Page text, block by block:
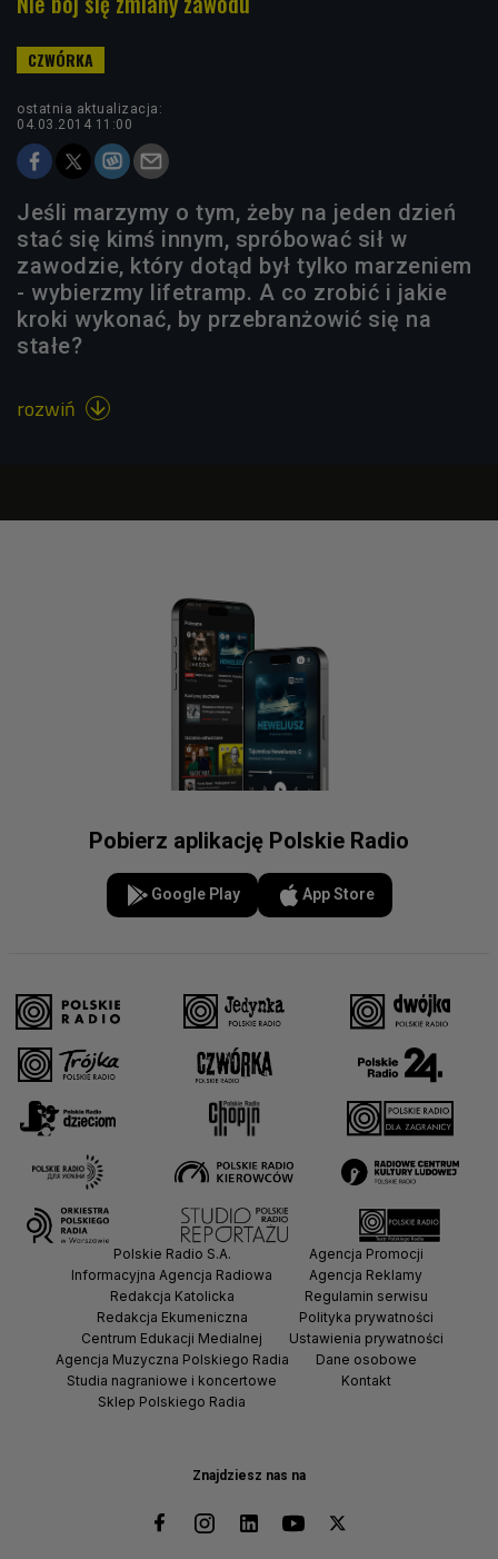
ostatnia aktualizacja:
04.03.2014 11:00
Jeśli marzymy o tym, żeby na jeden dzień
stać się kimś innym, spróbować sił w
zawodzie, który dotąd był tylko marzeniem
- wybierzmy lifetramp. A co zrobić i jakie
kroki wykonać, by przebranżowić się na
stałe?
rozwiń 
Pobierz aplikację Polskie Radio
Google Play App Store
Znajdziesz nas na
Polskie Radio S.A.
Informacyjna Agencja Radiowa
Redakcja Katolicka
Redakcja Ekumeniczna
Centrum Edukacji Medialnej
Agencja Muzyczna Polskiego Radia
Studia nagraniowe i koncertowe
Sklep Polskiego Radia
Agencja Promocji
Agencja Reklamy
Regulamin serwisu
Polityka prywatności
Ustawienia prywatności
Dane osobowe
Kontakt